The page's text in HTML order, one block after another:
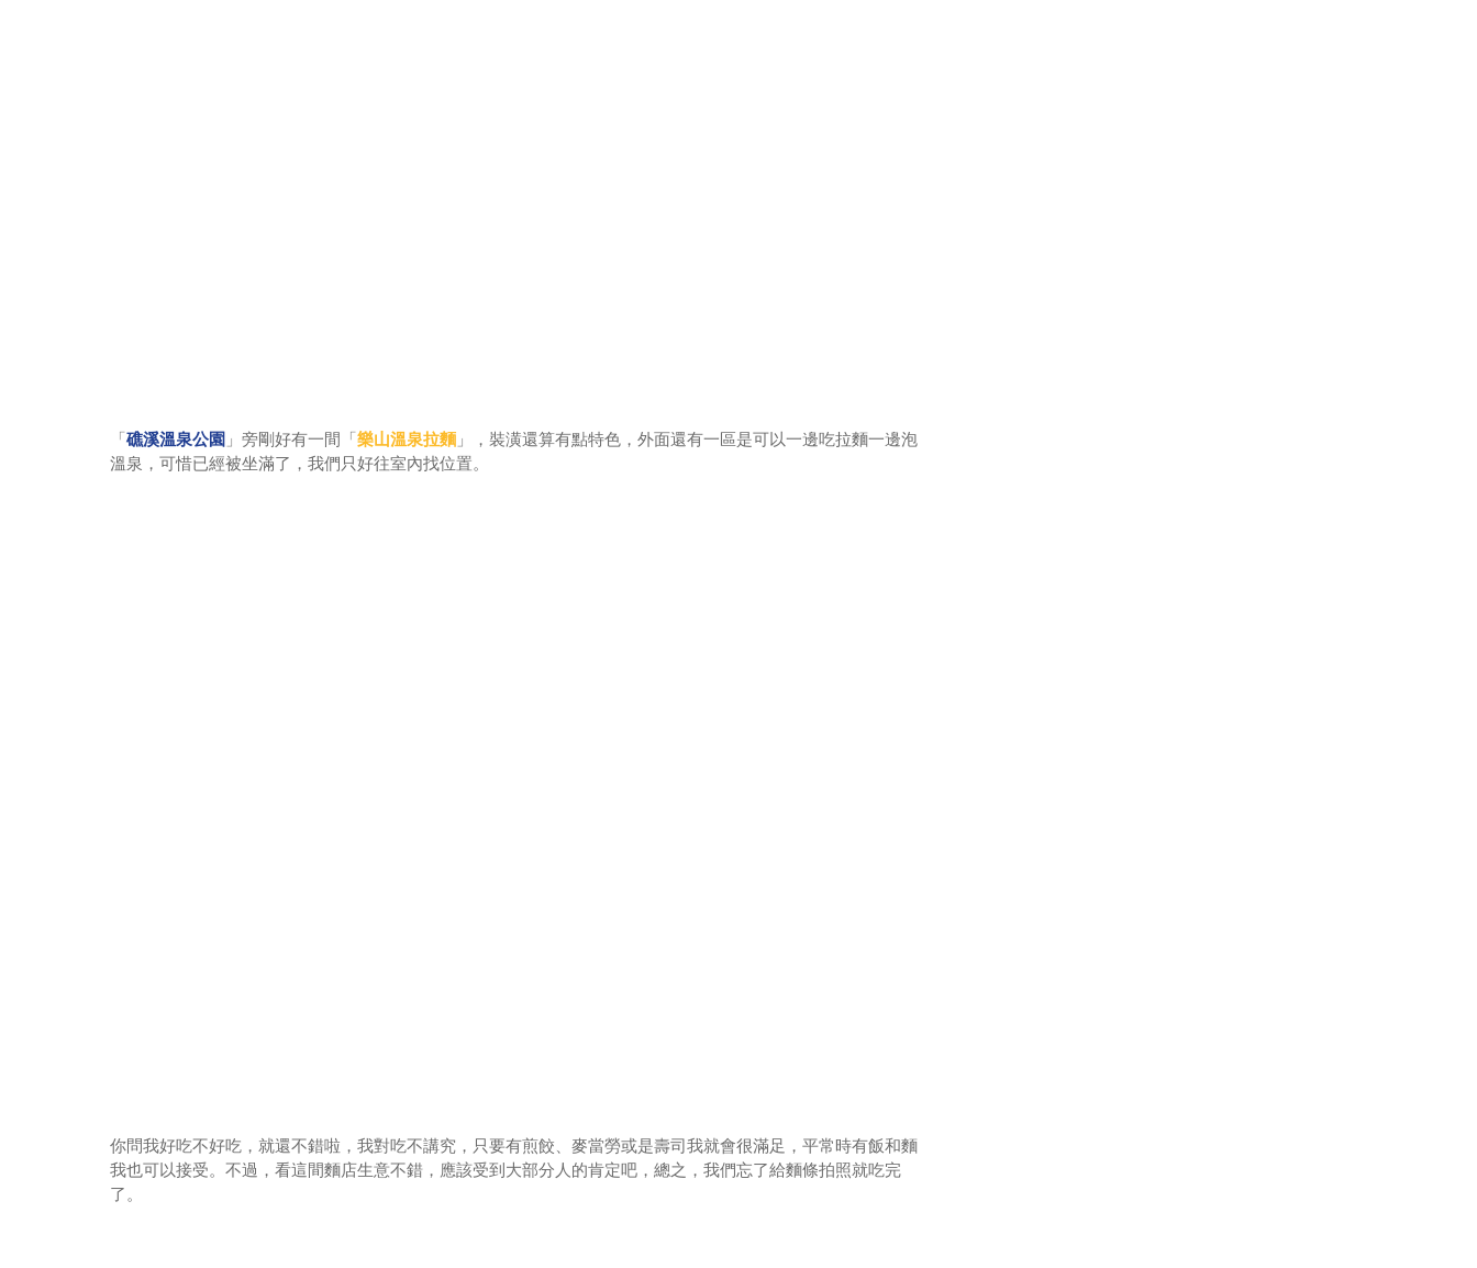
「礁溪溫泉公園 」旁剛好有一間「樂山溫泉拉麵 」，裝潢還算有點特色，外面還有一區是可以一邊吃拉麵一邊泡
溫泉，可惜已經被坐滿了，我們只好往室內找位置。
你問我好吃不好吃，就還不錯啦，我對吃不講究，只要有煎餃、麥當勞或是壽司我就會很滿足，平常時有飯和麵
我也可以接受。不過，看這間麵店生意不錯，應該受到大部分人的肯定吧，總之，我們忘了給麵條拍照就吃完
了。